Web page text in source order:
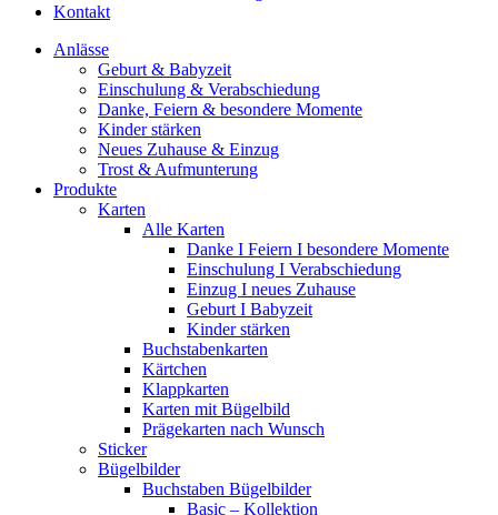
Kontakt
Anlässe
Geburt & Babyzeit
Einschulung & Verabschiedung
Danke, Feiern & besondere Momente
Kinder stärken
Neues Zuhause & Einzug
Trost & Aufmunterung
Produkte
Karten
Alle Karten
Danke I Feiern I besondere Momente
Einschulung I Verabschiedung
Einzug I neues Zuhause
Geburt I Babyzeit
Kinder stärken
Buchstabenkarten
Kärtchen
Klappkarten
Karten mit Bügelbild
Prägekarten nach Wunsch
Sticker
Bügelbilder
Buchstaben Bügelbilder
Basic – Kollektion